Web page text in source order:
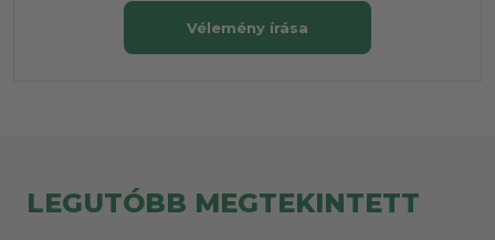
Vélemény írása
LEGUTÓBB MEGTEKINTETT